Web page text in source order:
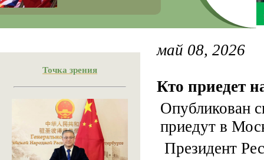
Точка зрения
май 08, 2026
Кто приедет
Опубликован
приедут в
Президент